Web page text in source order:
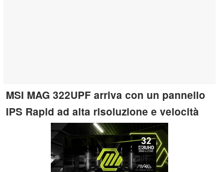
MSI MAG 322UPF arriva con un pannello
IPS Rapid ad alta risoluzione e velocità